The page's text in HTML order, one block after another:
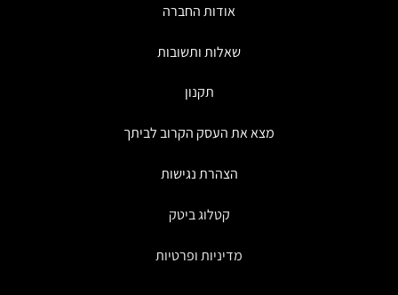
אודות החברה
שאלות ותשובות
מצא את העסק הקרוב לביתך
הצהרת נגישות
קטלוג ביטק
מדיניות ופרטיות